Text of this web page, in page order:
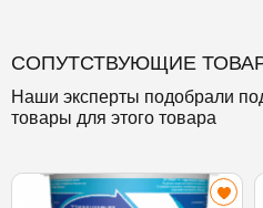
СОПУТСТВУЮЩИЕ
Наши эксперты подобрали
товары для этого товара